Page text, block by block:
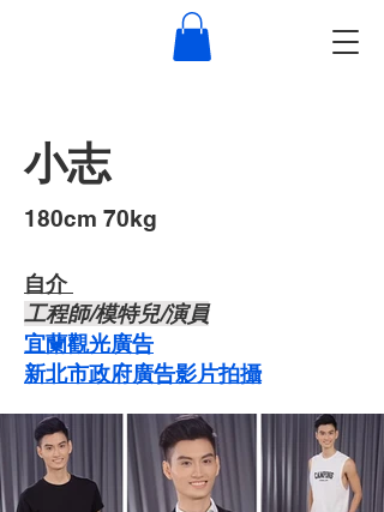
小志
​180cm 70kg
自介 ​
​工程師/模特兒/演員
宜蘭觀光廣告
新北市政府廣告影片拍攝